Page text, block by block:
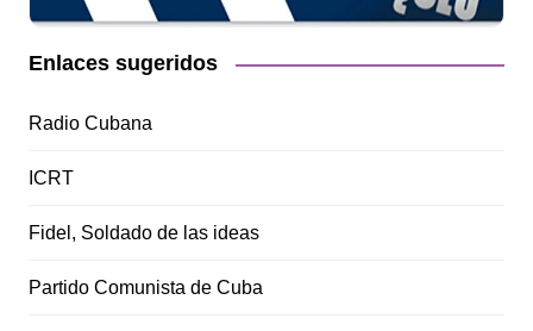
Enlaces sugeridos
Radio Cubana
ICRT
Fidel, Soldado de las ideas
Partido Comunista de Cuba